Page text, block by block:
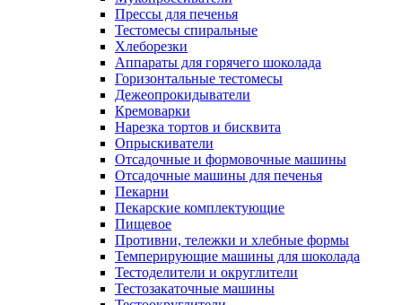
Прессы для печенья
Тестомесы спиральные
Хлеборезки
Аппараты для горячего шоколада
Горизонтальные тестомесы
Дежеопрокидыватели
Кремоварки
Нарезка тортов и бисквита
Опрыскиватели
Отсадочные и формовочные машины
Отсадочные машины для печенья
Пекарни
Пекарские комплектующие
Пищевое
Противни, тележки и хлебные формы
Темперирующие машины для шоколада
Тестоделители и округлители
Тестозакаточные машины